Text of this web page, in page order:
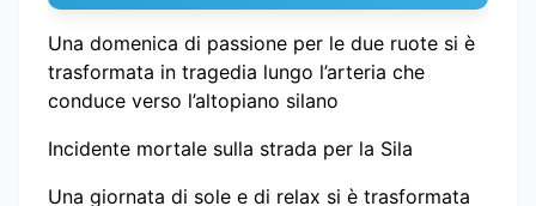
Una domenica di passione per le due ruote si è
trasformata in tragedia lungo l’arteria che
conduce verso l’altopiano silano
Incidente mortale sulla strada per la Sila
Una giornata di sole e di relax si è trasformata